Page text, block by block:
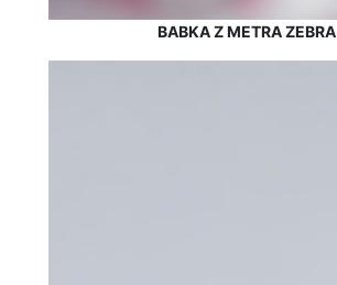
BABKA Z METRA ZEBRA